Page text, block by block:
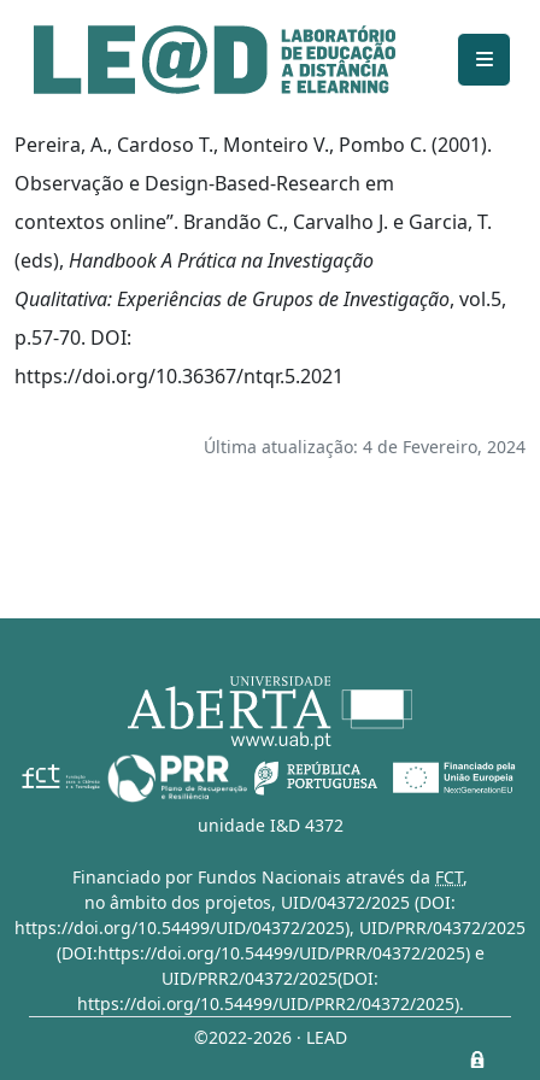
Ir para o conteúdo principal
Informações de acessibilidade
Mapa do site
Pereira, A., Cardoso T., Monteiro V., Pombo C. (2001).
Observação e Design-Based-Research em
contextos online”. Brandão C., Carvalho J. e Garcia, T.
(eds), Handbook A Prática na Investigação
Qualitativa: Experiências de Grupos de Investigação, vol.5,
p.57-70. DOI:
https://doi.org/10.36367/ntqr.5.2021
Última atualização: 4 de Fevereiro, 2024
unidade I&D 4372
Financiado por Fundos Nacionais através da FCT,
no âmbito dos projetos, UID/04372/2025 (DOI:
https://doi.org/10.54499/UID/04372/2025), UID/PRR/04372/2025
(DOI:https://doi.org/10.54499/UID/PRR/04372/2025)e
UID/PRR2/04372/2025(DOI:
https://doi.org/10.54499/UID/PRR2/04372/2025).
©2022-2026 · LEAD